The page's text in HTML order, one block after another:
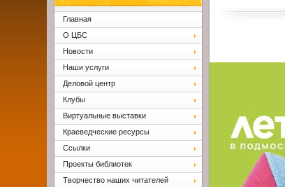
Главная
О ЦБС
Новости
Наши услуги
Деловой центр
Клубы
Виртуальные выставки
Краеведческие ресурсы
Ссылки
Проекты библиотек
Творчество наших читателей